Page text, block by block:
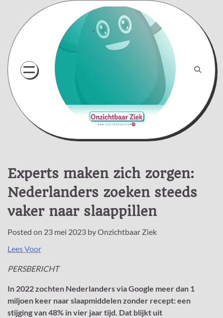
content
Experts maken zich zorgen:
Nederlanders zoeken steeds
vaker naar slaappillen
Posted on 23 mei 2023 byOnzichtbaar Ziek
Lees Voor
PERSBERICHT
In 2022 zochten Nederlanders via Google meer dan 1
miljoen keer naar slaapmiddelen zonder recept: een
stijging van 48% in vier jaar tijd. Dat blijkt uit